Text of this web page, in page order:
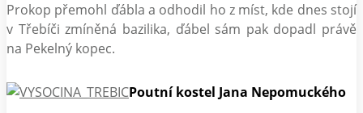
Prokop přemohl ďábla a odhodil ho z míst, kde dnes stojí
v Třebíči zmíněná bazilika, ďábel sám pak dopadl právě
na Pekelný kopec.
Poutní kostel Jana Nepomuckého